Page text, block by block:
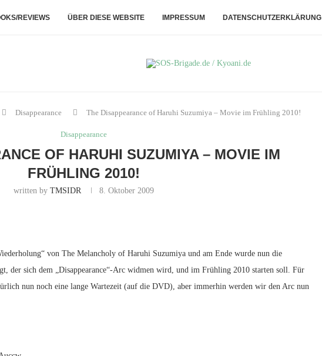
REVIEWS ÜBER DIESE WEBSITE IMPRESSUM DATENSCHUTZERKLÄRUNG
Disappearance The Disappearance of Haruhi Suzumiya – Movie im Frühling 2010!
Disappearance
OF HARUHI SUZUMIYA – MOVIE IM
FRÜHLING 2010!
written byTMSIDR 8. Oktober 2009
von The Melancholy of Haruhi Suzumiya und am Ende wurde nun die
der sich dem „Disappearance“-Arc widmen wird, und im Frühling 2010 starten soll. Für
nun noch eine lange Wartezeit (auf die DVD), aber immerhin werden wir den Arc nun